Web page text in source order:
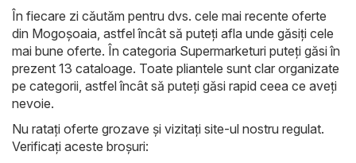
În fiecare zi căutăm pentru dvs. cele mai recente oferte
din Mogoşoaia, astfel încât să puteți afla unde găsiți cele
mai bune oferte. În categoria Supermarketuri puteți găsi în
prezent 13 cataloage. Toate pliantele sunt clar organizate
pe categorii, astfel încât să puteți găsi rapid ceea ce aveți
nevoie.
Nu ratați oferte grozave și vizitați site-ul nostru regulat.
Verificați aceste broșuri: